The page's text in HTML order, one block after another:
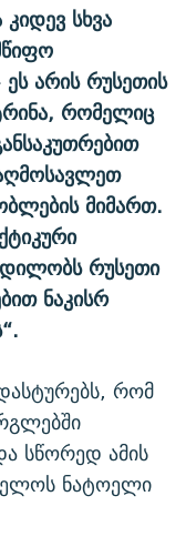
სხვა
არის რუსეთის
რომელიც
მიმართ.
რუსეთი
ნაკისრ
რომ
სწორედ ამის
ნატოელი